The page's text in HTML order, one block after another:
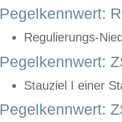
Pegelkennwert:
Regulierungs-
Pegelkennwert:
Stauziel I einer
Pegelkennwert: